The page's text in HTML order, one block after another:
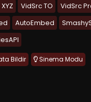
VidSrc TO VidSrc
AutoEmbed
Bildir Sinema Modu